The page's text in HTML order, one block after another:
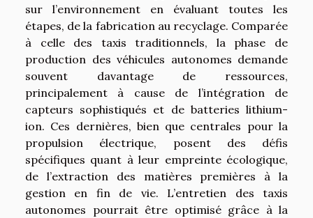
sur l’environnement en évaluant toutes les
étapes, de la fabrication au recyclage. Comparée
à celle des taxis traditionnels, la phase de
production des véhicules autonomes demande
souvent davantage de ressources,
principalement à cause de l’intégration de
capteurs sophistiqués et de batteries lithium-
ion. Ces dernières, bien que centrales pour la
propulsion électrique, posent des défis
spécifiques quant à leur empreinte écologique,
de l’extraction des matières premières à la
gestion en fin de vie. L’entretien des taxis
autonomes pourrait être optimisé grâce à la